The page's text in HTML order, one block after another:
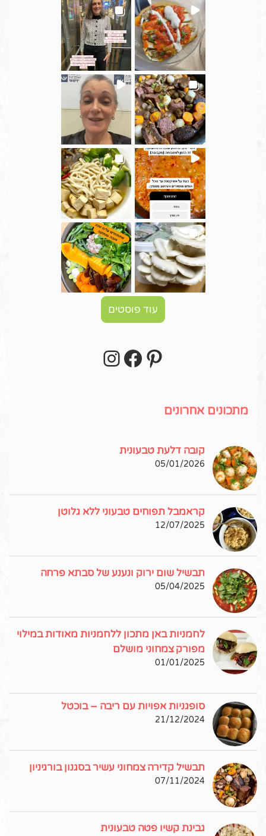
עוד פוסטים
Pinterest
Facebook
מתכונים אחרונים
קובה דלעת טבעונית
05/01/2026
קראמבל תפוחים טבעוני ללא גלוטן
12/07/2025
תבשיל שום ירוק ונענע של סבתא פרחה
05/04/2025
לחמניות באן מתכון ללחמניות מאודות במילוי
מפורק צמחוני מושלם
01/01/2025
סופגניות אפויות עם ריבה – בוכטל
21/12/2024
תבשיל קדירה צמחוני עשיר בסגנון בורגיניון
07/11/2024
גבינת קשיו פטה טבעונית